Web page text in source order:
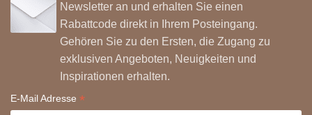
Newsletter an und erhalten Sie einen
Rabattcode direkt in Ihrem Posteingang.
Gehören Sie zu den Ersten, die Zugang zu
exklusiven Angeboten, Neuigkeiten und
Inspirationen erhalten.
E-Mail Adresse *